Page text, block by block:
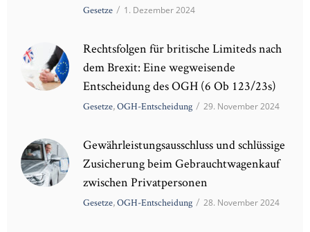
Gesetze / 1. Dezember 2024
Rechtsfolgen für britische Limiteds nach
dem Brexit: Eine wegweisende
Entscheidung des OGH (6 Ob 123/23s)
Gesetze,OGH-Entscheidung / 29. November 2024
Gewährleistungsausschluss und schlüssige
Zusicherung beim Gebrauchtwagenkauf
zwischen Privatpersonen
Gesetze,OGH-Entscheidung / 28. November 2024